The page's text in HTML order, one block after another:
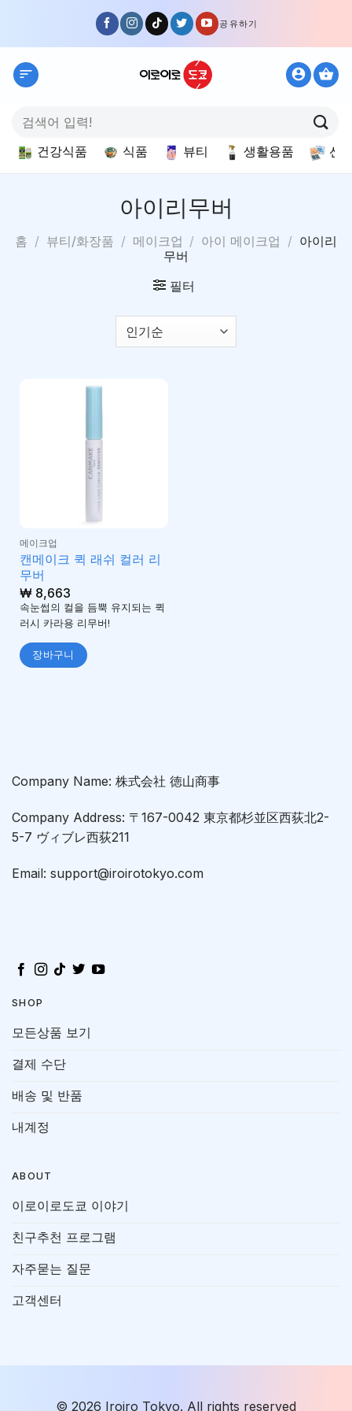
content
공유하기
색:
건강식품 식품 뷰티 생활용품 선
아이리무버
홈 / 뷰티/화장품 / 메이크업 / 아이 메이크업 / 아이리
무버
필터
메이크업
캔메이크 퀵 래쉬 컬러 리
무버
₩8,663
속눈썹의 컬을 듬뿍 유지되는 퀵
러시 카라용 리무버!
장바구니
Company Name: 株式会社 徳山商事
Company Address: 〒167-0042 東京都杉並区西荻北2-
5-7 ヴィブレ西荻211
Email: support@iroirotokyo.com
SHOP
모든상품 보기
결제 수단
배송 및 반품
내계정
ABOUT
이로이로도쿄 이야기
친구추천 프로그램
자주묻는 질문
고객센터
© 2026 Iroiro Tokyo. All rights reserved